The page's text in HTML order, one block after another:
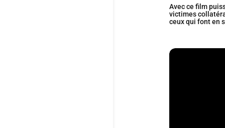
Avec ce film
victimes
ceux qui font en